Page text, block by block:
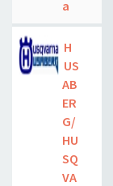
a
H
US
AB
ER
G/
HU
SQ
VA